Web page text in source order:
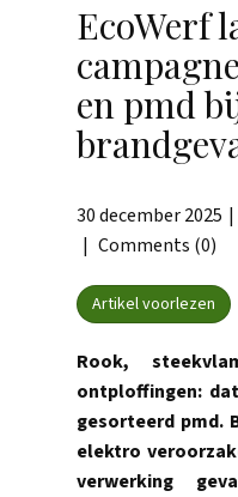
EcoWerf
en pmd
30 december 2025
Comments (0)
Artikel voorlezen
Rook,
ontploffingen:
gesorteerd pmd.
elektro
verwerking